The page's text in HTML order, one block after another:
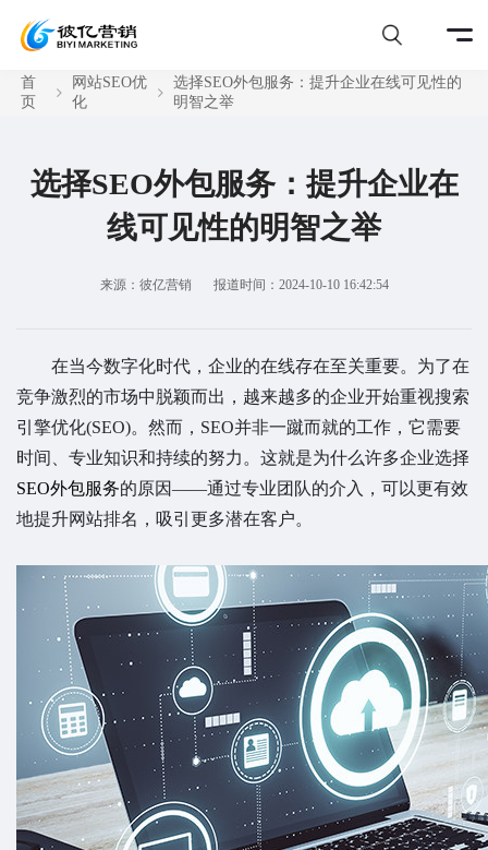
首
页
网站SEO优
化
选择SEO外包服务：提升企业在线可见性的
明智之举
选择SEO外包服务：提升企业在
线可见性的明智之举
来源：彼亿营销 报道时间：2024-10-10 16:42:54
在当今数字化时代，企业的在线存在至关重要。为了在
竞争激烈的市场中脱颖而出，越来越多的企业开始重视搜索
引擎优化(SEO)。然而，SEO并非一蹴而就的工作，它需要
时间、专业知识和持续的努力。这就是为什么许多企业选择
SEO外包服务的原因——通过专业团队的介入，可以更有效
地提升网站排名，吸引更多潜在客户。